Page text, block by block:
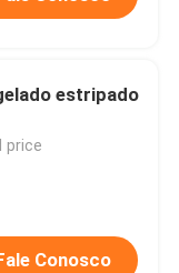
estripado
price
Conosco